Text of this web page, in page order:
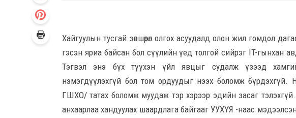
Хайгуулын тусгай зөвшөөрөл олгох асуудалд олон жил гомдол
гэсэн яриа байсан бол сүүлийн үед толгой сийрэг IT-гынхан
Тэгвэл энэ бүх түүхэн үйл явцыг судалж үзээд
нэмэгдүүлэхгүй бол том ордуудыг нээх боломж бүрдэхгүй.
ГШХО/ татах боломж муудаж тэр хэрээр эдийн засаг тэлэхгүй.
анхаарлаа хандуулах шаардлага байгааг УУХҮЯ -наас мэдээлсэн